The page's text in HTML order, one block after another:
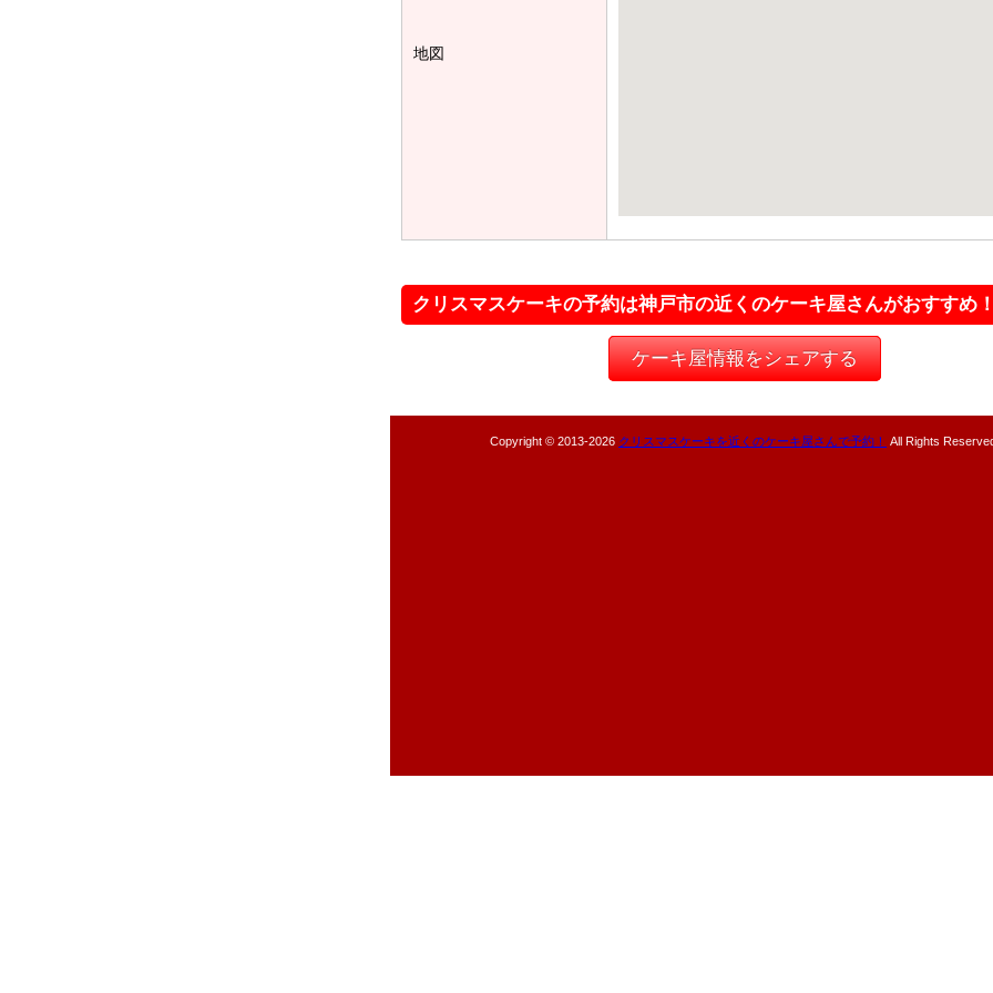
地図
クリスマスケーキの予約は神戸市の近くのケーキ屋さんがおすすめ
ケーキ屋情報をシェアする
Copyright © 2013-2026 クリスマスケーキを近くのケーキ屋さんで予約！ All Rights